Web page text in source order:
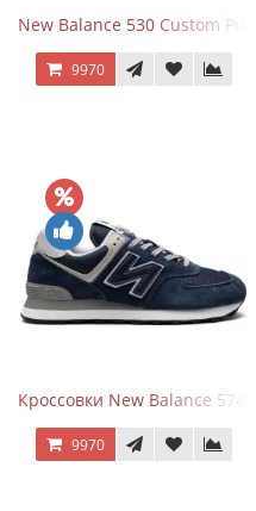
New Balance 530 Custom
9970
Кроссовки New Balance 574
9970